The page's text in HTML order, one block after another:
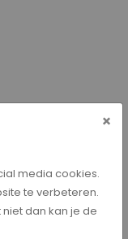
×
media cookies.
te verbeteren.
dan kan je de